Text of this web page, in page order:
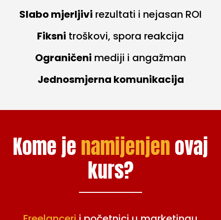
Slabo mjerljivi rezultati i nejasan ROI
Fiksni troškovi, spora reakcija
Ograničeni mediji i angažman
Jednosmjerna komunikacija
Kome jenamijenjenovaj
kurs?